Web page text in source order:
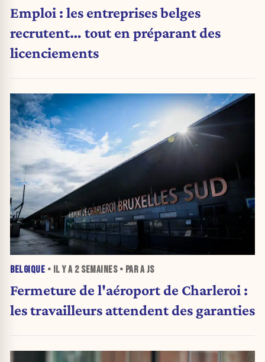
Emploi : les entreprises belges
recrutent… tout en préparant des
licenciements
BELGIQUE • IL Y A 2 SEMAINES• PAR A JS
Fermeture de l'aéroport de Charleroi :
les travailleurs attendent des garanties